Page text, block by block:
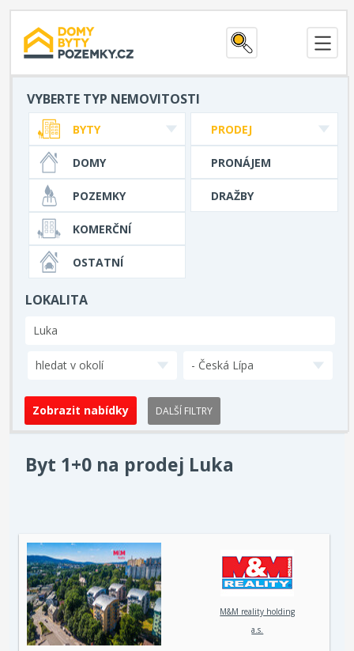
VYBERTE TYP NEMOVITOSTI
PRODEJ
PRONÁJEM
DRAŽBY
BYTY
DOMY
POZEMKY
KOMERČNÍ
OSTATNÍ
LOKALITA
hledat v okolí - Česká Lípa
DALŠÍ FILTRY
Byt 1+0 na prodej Luka
M&M reality holding
a.s.